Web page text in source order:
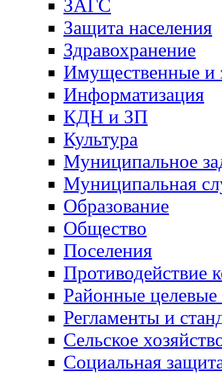
ЗАГС
Защита населения
Здравохранение
Имущественные и
Информатизация
КДН и ЗП
Культура
Муниципальное
Муниципальная
Образование
Общество
Поселения
Противодействие
Районные
Регламенты и
Сельское
Социальная